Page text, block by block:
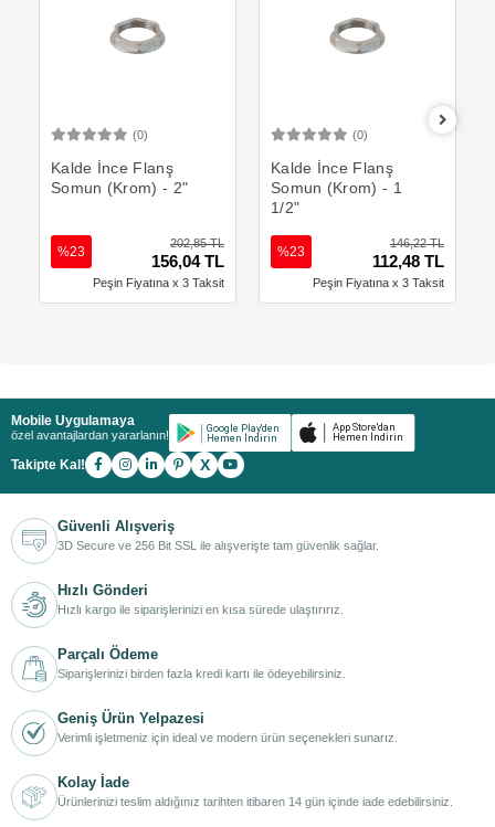
(0)
Kalde İnce Flanş
Somun (Krom) - 2"
202,85 TL
156,04 TL
%23
Peşin Fiyatına x 3 Taksit
(0)
Kalde İnce Flanş
Somun (Krom) - 1
1/2"
146,22 TL
112,48 TL
%23
Peşin Fiyatına x 3 Taksit
Mobile Uygulamaya
özel avantajlardan yararlanın!
Takipte Kal! X
Güvenli Alışveriş
3D Secure ve 256 Bit SSL ile alışverişte tam güvenlik sağlar.
Hızlı Gönderi
Hızlı kargo ile siparişlerinizi en kısa sürede ulaştırırız.
Parçalı Ödeme
Siparişlerinizi birden fazla kredi kartı ile ödeyebilirsiniz.
Geniş Ürün Yelpazesi
Verimli işletmeniz için ideal ve modern ürün seçenekleri sunarız.
Kolay İade
Ürünlerinizi teslim aldığınız tarihten itibaren 14 gün içinde iade edebilirsiniz.